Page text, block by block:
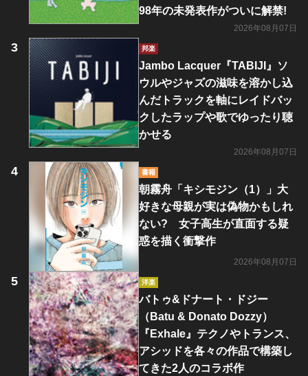
98年の未発表作がついに解禁!
2026年08月07日
邦楽
Jambo Lacquer『TABIJI』ソ
ウルやジャズの滋味を溶かし込
んだトラックを軸にレイドバッ
クしたラップや歌でゆったり聴
かせる
2026年08月07日
書籍
朝霧舟「キシモジン（1）」大
好きな母親が実は偽物かもしれ
ない? 女子高生が直面する疑
惑を描く衝撃作
2026年08月07日
洋楽
バトゥ&ドナート・ドジー
（Batu & Donato Dozzy）
『Exhale』テクノやトランス、
アシッドを各々の作品で構築し
てきた2人のコラボ作